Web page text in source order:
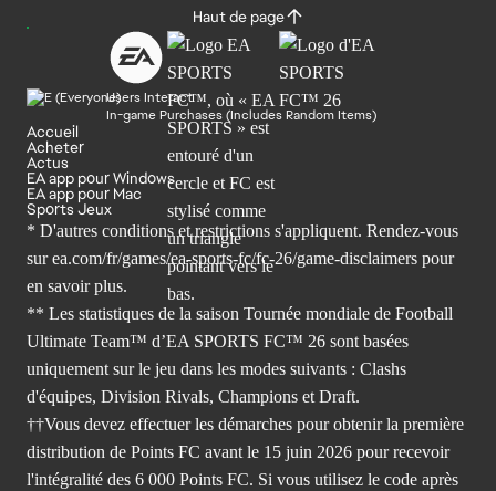
Haut de page
Users Interact
In-game Purchases (Includes Random Items)
Accueil
Acheter
Actus
EA app pour Windows
EA app pour Mac
Sports Jeux
* D'autres conditions et restrictions s'appliquent. Rendez-vous
sur ea.com/fr/games/ea-sports-fc/fc-26/game-disclaimers pour
en savoir plus.
** Les statistiques de la saison Tournée mondiale de Football
Ultimate Team™ d’EA SPORTS FC™ 26 sont basées
uniquement sur le jeu dans les modes suivants : Clashs
d'équipes, Division Rivals, Champions et Draft.
††Vous devez effectuer les démarches pour obtenir la première
distribution de Points FC avant le 15 juin 2026 pour recevoir
l'intégralité des 6 000 Points FC. Si vous utilisez le code après